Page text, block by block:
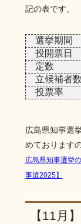
記の表です。
選挙期間
投開票日
定数
立候補者数
投票率
広島県知事選
めております
広島県知事選挙
事選2025】
【11月